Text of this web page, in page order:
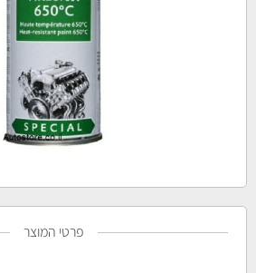
פרטי המוצר